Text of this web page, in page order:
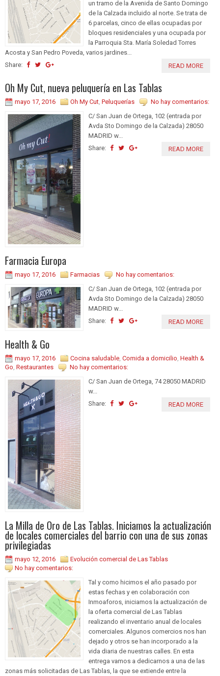
un tramo de la Avenida de Santo Domingo
de la Calzada incluido al norte. Se trata de
6 parcelas, cinco de ellas ocupadas por
bloques residenciales y una ocupada por
la Parroquia Sta. María Soledad Torres
Acosta y San Pedro Poveda, varios jardines...
Share:
READ MORE
Oh My Cut, nueva peluquería en Las Tablas
mayo 17, 2016 Oh My Cut, Peluquerías
No hay comentarios:
C/ San Juan de Ortega, 102 (entrada por
Avda Sto Domingo de la Calzada) 28050
MADRID w...
Share:
READ MORE
Farmacia Europa
mayo 17, 2016 Farmacias
No hay comentarios:
C/ San Juan de Ortega, 102 (entrada por
Avda Sto Domingo de la Calzada) 28050
MADRID w...
Share:
READ MORE
Health & Go
mayo 17, 2016 Cocina saludable Comida a domicilio Health &
Go Restaurantes
No hay comentarios:
C/ San Juan de Ortega, 74 28050 MADRID
w...
Share:
READ MORE
La Milla de Oro de Las Tablas. Iniciamos la actualización
de locales comerciales del barrio con una de sus zonas
privilegiadas
mayo 12, 2016
Evolución comercial de Las Tablas
No hay comentarios:
Tal y como hicimos el año pasado por
estas fechas y en colaboración con
Inmoaforos, iniciamos la actualización de
la oferta comercial de Las Tablas
realizando el inventario anual de locales
comerciales. Algunos comercios nos han
dejado y otros se han incorporado a la
vida diaria de nuestras calles. En esta
entrega vamos a dedicarnos a una de las
zonas más solicitadas de Las Tablas, la que se extiende entre la